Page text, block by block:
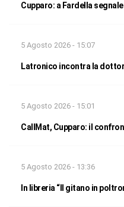
Cupparo: a Fardella
5 Agosto 2026 - 15:07
Latronico incontra la
5 Agosto 2026 - 15:01
CallMat, Cupparo: il
5 Agosto 2026 - 13:36
In libreria “Il gitano in